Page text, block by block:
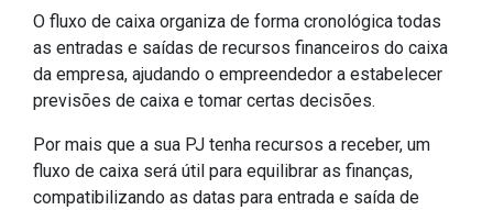
O fluxo de caixa organiza de forma cronológica todas
as entradas e saídas de recursos financeiros do caixa
da empresa, ajudando o empreendedor a estabelecer
previsões de caixa e tomar certas decisões.
Por mais que a sua PJ tenha recursos a receber, um
fluxo de caixa será útil para equilibrar as finanças,
compatibilizando as datas para entrada e saída de